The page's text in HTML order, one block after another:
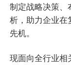
制定战略决策、
析，助力企业在
先机。
现面向全行业相